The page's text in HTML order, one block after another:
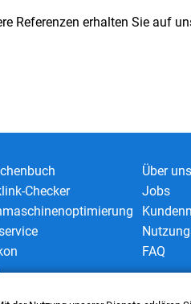
Referenzen erhalten Sie auf
Checker
Über uns
Jobs
FAQ